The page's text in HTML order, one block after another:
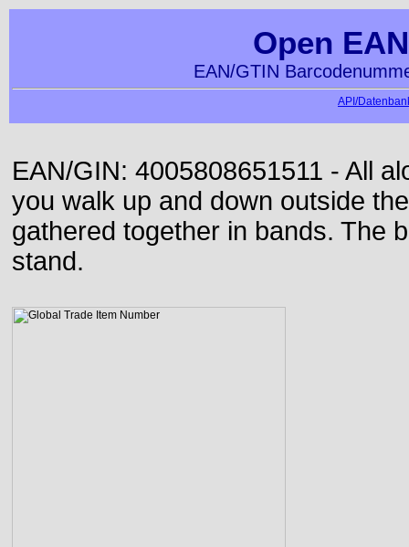
Open
EAN/GTIN
API/
EAN/GIN: 4005808651511 - All
you walk up and down outside
gathered together in bands. The
stand.